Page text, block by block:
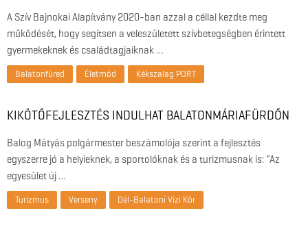
A Szív Bajnokai Alapítvány 2020-ban azzal a céllal kezdte meg
működését, hogy segítsen a veleszületett szívbetegségben érintett
gyermekeknek és családtagjaiknak …
Balatonfüred Életmód Kékszalag PORT
KIKÖTŐFEJLESZTÉS INDULHAT BALATONMÁRIAFÜRDŐN
Balog Mátyás polgármester beszámolója szerint a fejlesztés
egyszerre jó a helyieknek, a sportolóknak és a turizmusnak is: “Az
egyesület új …
Turizmus Verseny Dél-Balatoni Vízi Kör